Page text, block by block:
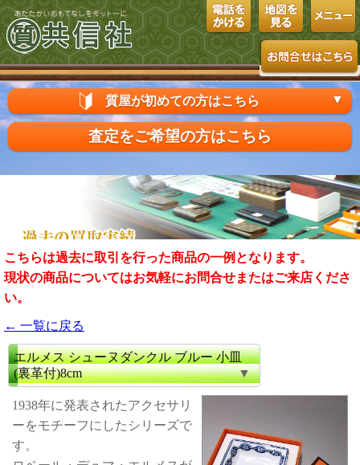
質屋が初めての方はこちら ▼
査定をご希望の方はこちら
こちらは過去に取引を行った商品の一例となります。
現状の商品についてはお気軽にお問合せまたはご来店くださ
い。
← 一覧に戻る
エルメス シューヌダンクル ブルー 小皿
(裏革付)8cm
1938年に発表されたアクセサリ
ーをモチーフにしたシリーズで
す。